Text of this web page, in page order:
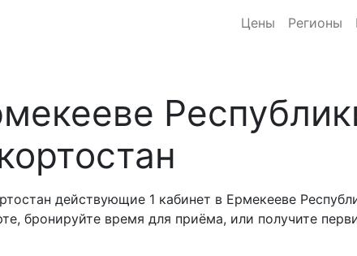
Цены Регионы
действующие 1 кабинет в Ермекееве
бронируйте время для приёма, или получите